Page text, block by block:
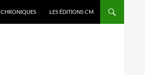
CHRONIQUES LES ÉDITIONS CM